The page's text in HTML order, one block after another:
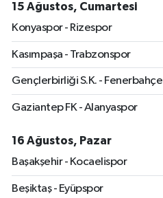
15 Ağustos, Cumartesi
Konyaspor - Rizespor
Kasımpaşa - Trabzonspor
Gençlerbirliği S.K. - Fenerbahçe
Gaziantep FK - Alanyaspor
16 Ağustos, Pazar
Başakşehir - Kocaelispor
Beşiktaş - Eyüpspor